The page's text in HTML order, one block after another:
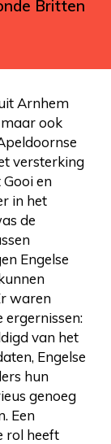
Britten
Arnhem
ook
versterking
en
in het
de
Engelse
waren
ergernissen:
van het
Engelse
hun
genoeg
Een
rol heeft